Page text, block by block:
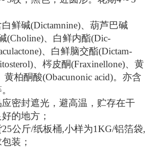
白鲜碱(Dictamnine)、葫芦巴碱
(Choline)、白鲜内酯(Dic-
、白鲜脑交酯(Dictam-
、梣皮酮(Fraxinellone)、黄
黄柏酮酸(Obacunonic acid)。亦含
应密封遮光，避高温，贮存在干
的地方 ；
25公斤/纸板桶,小样为1KG/铝箔袋,
装 ；